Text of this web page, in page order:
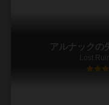
アルナックの
Lost